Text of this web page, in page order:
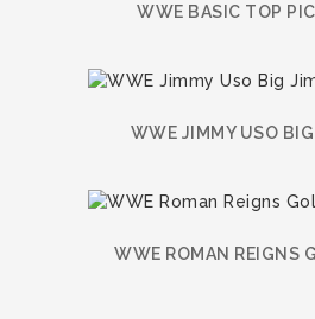
WWE BASIC TOP
WWE JIMMY USO
WWE ROMAN REIGNS